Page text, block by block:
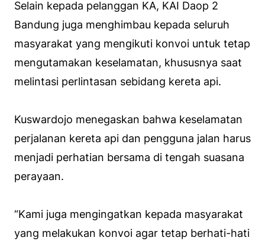
Selain kepada pelanggan KA, KAI Daop 2
Bandung juga menghimbau kepada seluruh
masyarakat yang mengikuti konvoi untuk tetap
mengutamakan keselamatan, khususnya saat
melintasi perlintasan sebidang kereta api.
Kuswardojo menegaskan bahwa keselamatan
perjalanan kereta api dan pengguna jalan harus
menjadi perhatian bersama di tengah suasana
perayaan.
“Kami juga mengingatkan kepada masyarakat
yang melakukan konvoi agar tetap berhati-hati